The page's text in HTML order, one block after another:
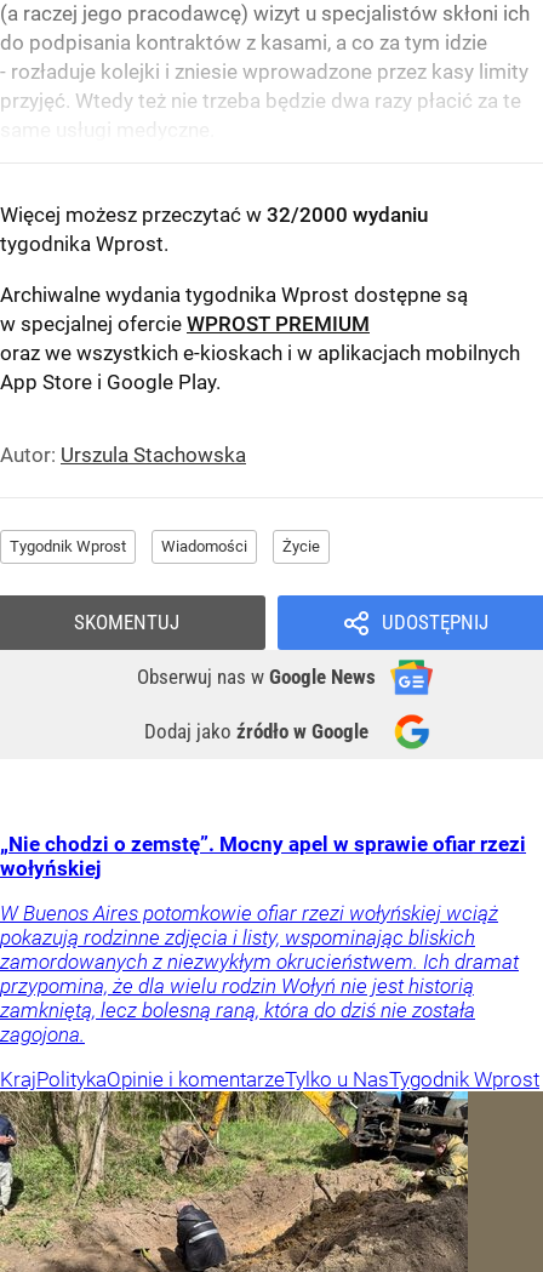
(a raczej jego pracodawcę) wizyt u specjalistów skłoni ich
do podpisania kontraktów z kasami, a co za tym idzie
- rozładuje kolejki i zniesie wprowadzone przez kasy limity
przyjęć. Wtedy też nie trzeba będzie dwa razy płacić za te
Więcej możesz przeczytać w 32/2000 wydaniu
tygodnika Wprost.
Archiwalne wydania tygodnika Wprost dostępne są
w specjalnej ofercie WPROST PREMIUM
oraz we wszystkich e-kioskach i w aplikacjach mobilnych
App Store i Google Play.
Autor: Urszula Stachowska
Tygodnik Wprost Wiadomości Życie
UDOSTĘPNIJ
Obserwuj nas w Google News
Dodaj jako źródło w Google
SKOMENTUJ
„Nie chodzi o zemstę”. Mocny apel w sprawie ofiar rzezi
wołyńskiej
W Buenos Aires potomkowie ofiar rzezi wołyńskiej wciąż
pokazują rodzinne zdjęcia i listy, wspominając bliskich
zamordowanych z niezwykłym okrucieństwem. Ich dramat
przypomina, że dla wielu rodzin Wołyń nie jest historią
zamkniętą, lecz bolesną raną, która do dziś nie została
zagojona.
KrajPolitykaOpinie i komentarzeTylko u NasTygodnik Wprost